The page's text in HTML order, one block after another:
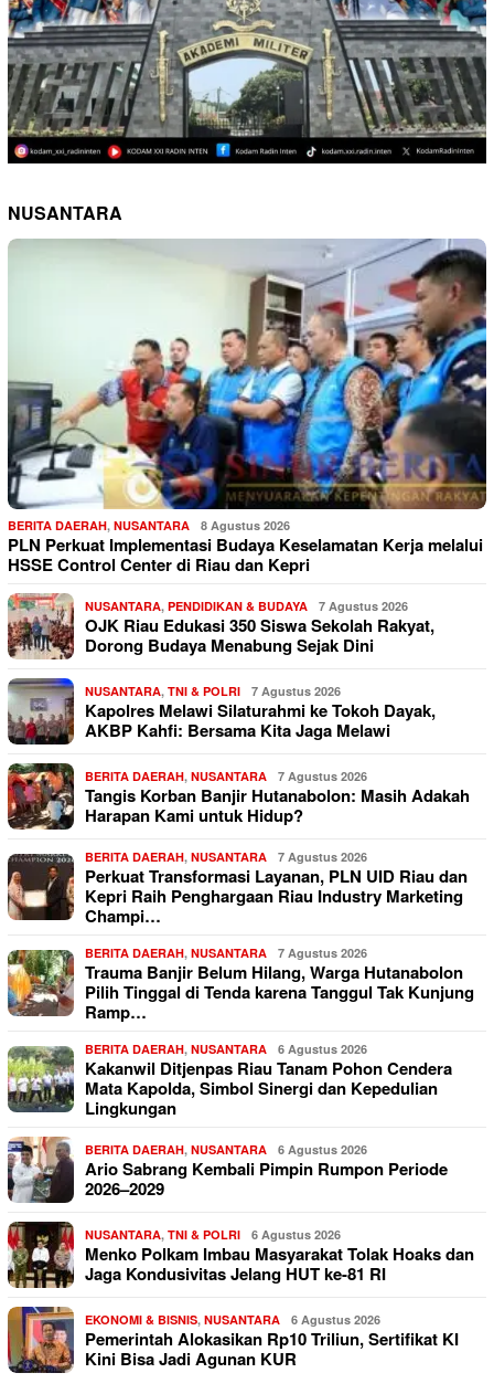
NUSANTARA
BERITA DAERAH, NUSANTARA 8 Agustus 2026
PLN Perkuat Implementasi Budaya Keselamatan Kerja melalui
HSSE Control Center di Riau dan Kepri
NUSANTARA, PENDIDIKAN & BUDAYA 7 Agustus 2026
OJK Riau Edukasi 350 Siswa Sekolah Rakyat,
Dorong Budaya Menabung Sejak Dini
NUSANTARA, TNI & POLRI 7 Agustus 2026
Kapolres Melawi Silaturahmi ke Tokoh Dayak,
AKBP Kahfi: Bersama Kita Jaga Melawi
BERITA DAERAH, NUSANTARA 7 Agustus 2026
Tangis Korban Banjir Hutanabolon: Masih Adakah
Harapan Kami untuk Hidup?
BERITA DAERAH, NUSANTARA 7 Agustus 2026
Perkuat Transformasi Layanan, PLN UID Riau dan
Kepri Raih Penghargaan Riau Industry Marketing
Champi…
BERITA DAERAH, NUSANTARA 7 Agustus 2026
Trauma Banjir Belum Hilang, Warga Hutanabolon
Pilih Tinggal di Tenda karena Tanggul Tak Kunjung
Ramp…
BERITA DAERAH, NUSANTARA 6 Agustus 2026
Kakanwil Ditjenpas Riau Tanam Pohon Cendera
Mata Kapolda, Simbol Sinergi dan Kepedulian
Lingkungan
BERITA DAERAH, NUSANTARA 6 Agustus 2026
Ario Sabrang Kembali Pimpin Rumpon Periode
2026–2029
NUSANTARA, TNI & POLRI 6 Agustus 2026
Menko Polkam Imbau Masyarakat Tolak Hoaks dan
Jaga Kondusivitas Jelang HUT ke-81 RI
EKONOMI & BISNIS, NUSANTARA 6 Agustus 2026
Pemerintah Alokasikan Rp10 Triliun, Sertifikat KI
Kini Bisa Jadi Agunan KUR